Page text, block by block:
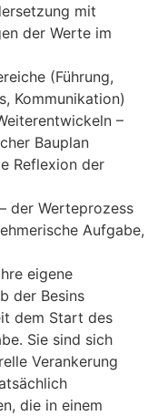
mit
der Werte im
(Führung,
Kommunikation)
–
Bauplan
Reflexion der
der Werteprozess
Aufgabe,
eigene
der Besins
dem Start des
Sie sind sich
Verankerung
die in einem